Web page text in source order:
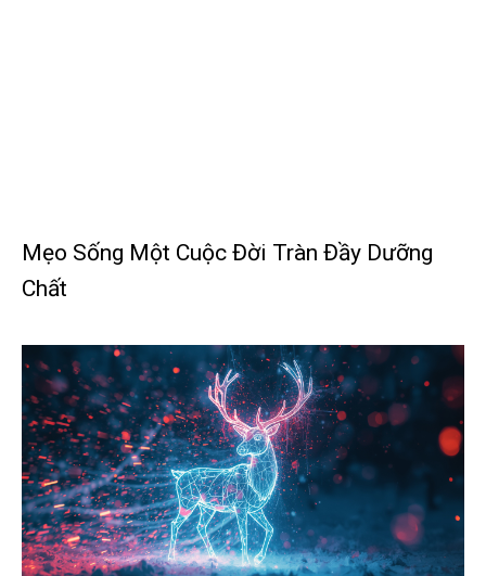
Mẹo Sống Một Cuộc Đời Tràn Đầy Dưỡng
Chất